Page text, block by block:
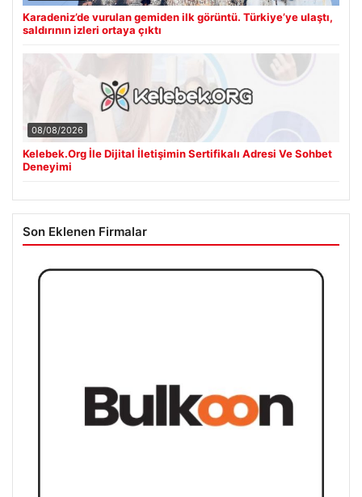
Karadeniz’de vurulan gemiden ilk görüntü. Türkiye’ye ulaştı,
saldırının izleri ortaya çıktı
08/08/2026
Kelebek.Org İle Dijital İletişimin Sertifikalı Adresi Ve Sohbet
Deneyimi
Son Eklenen Firmalar